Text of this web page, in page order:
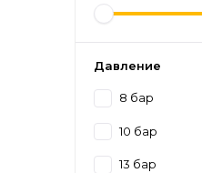
Давление
8 бар
10 бар
13 бар